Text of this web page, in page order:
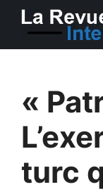
Aller
«
turc